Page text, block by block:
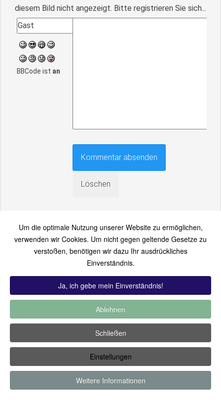
diesem Bild nicht angezeigt. Bitte registrieren Sie sich...
BBCode ist an
An einen Freund senden
Bitte loggen Sie sich zuerst ein...
-Zuletzt hinzugekommen
kommentiert-Meist gesehen
Copyright ©2019 by Thomas Füssler
Um die optimale Nutzung unserer Website zu ermöglichen,
verwenden wir Cookies. Um nicht gegen geltende Gesetze zu
verstoßen, benötigen wir dazu Ihr ausdrückliches
Einverständnis.
Ja, ich gebe mein Einverständnis!
Ablehnen
Schließen
Einstellungen
Weitere Informationen